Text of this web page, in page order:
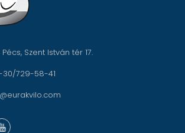
Szent István tér 17.
729-58-41